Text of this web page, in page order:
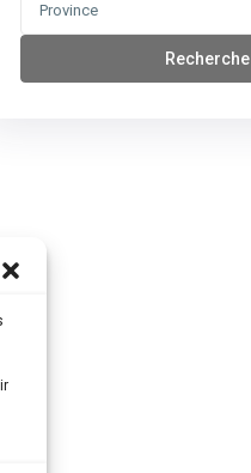
Province
Recherche